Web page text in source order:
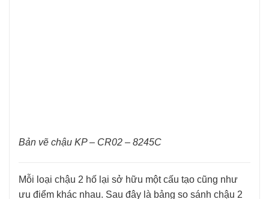
Bản vẽ chậu KP – CR02 – 8245C
Mỗi loại chậu 2 hố lại sở hữu một cấu tạo cũng như
ưu điểm khác nhau. Sau đây là bảng so sánh chậu 2